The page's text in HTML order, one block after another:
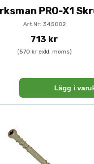
PRO-X1
Art.Nr: 345002
713 kr
(570 kr exkl. moms)
Lägg i